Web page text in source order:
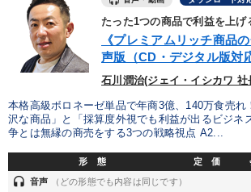
優秀各社の智恵と戦略 事業家のロマンと経
若手異才経営者の発想 専門家のアドバイ
テーマ
《強い財務を実践する経営者》講話４選
たった1つの商品で利益を上げ
《プレミアムリッチ商品
声版（CD・デジタル版対
石川潤治(ジェイ・イシカワ 社
本格高級ボロネーゼ単品で年商3億、140万食売れ
沢な商品」と「採算度外視でも利益が出るビジネ
争とは無縁の商売をする3つの戦略視点 A2...
形 態 定 価
headset 音声 （どの形態でも内容は同じです）